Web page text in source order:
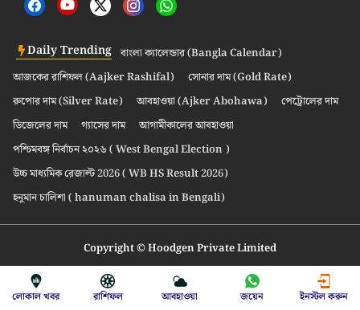
Daily Trending বাংলা ক্যালেন্ডার (Bangla Calendar)
আজকের রাশিফল (Aajker Rashifal)
সোনার দাম (Gold Rate)
রুপোর দাম (Silver Rate)
আবহাওয়া (Ajker Abohawa)
পেট্রোলের দাম
ডিজেলের দাম
গ্যাসের দাম
আগামীকালের আবহাওয়া
পশ্চিমবঙ্গ নির্বাচন ২০২৬ ( West Bengal Election )
উচ্চ মাধ্যমিক রেজাল্ট 2026 ( WB HS Result 2026)
হনুমান চালিশা ( hanuman chalisa in Bengali)
Copyright © Hoodgen Private Limited
লোকাল খবর রাশিফল আবহাওয়া জয়েন ইনস্টল করুন